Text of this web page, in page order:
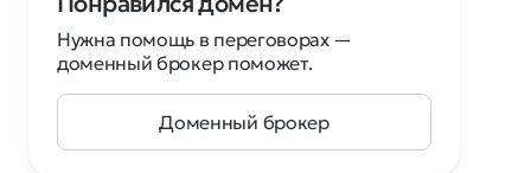
Нужна помощь в переговорах —
доменный брокер поможет.
Доменный брокер